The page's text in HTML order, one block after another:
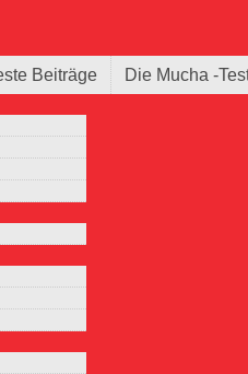
Beiträge
Die Mucha -